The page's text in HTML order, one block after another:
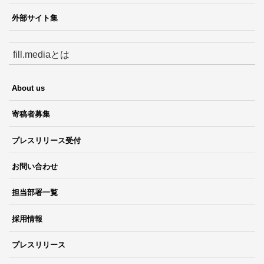
外部サイト集
fill.mediaとは
About us
寄稿者募集
プレスリリース受付
お問い合わせ
担当部署一覧
採用情報
プレスリリース